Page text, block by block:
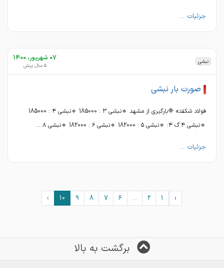
جزئیات ...
نبشی 07 شهریور، 1400
5 سال پیش
صورت بار نبشی
فولاد شکفته 🔷بارگیری از مشهد 🔹نبشی ۳ : 185000 🔹نبشی ۴ : 185000
🔹نبشی ۴ گ ۴: 🔹نبشی ۵ : 182000 🔹نبشی ۶ : 182000 🔹نبشی ۸ ...
جزئیات ...
‹
1
2
...
6
7
8
9
10
›
برگشت به بالا